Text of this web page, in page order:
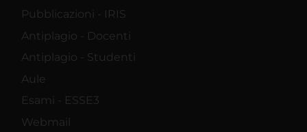
Pubblicazioni - IRIS
Antiplagio - Docenti
Antiplagio - Studenti
Aule
Esami - ESSE3
Webmail